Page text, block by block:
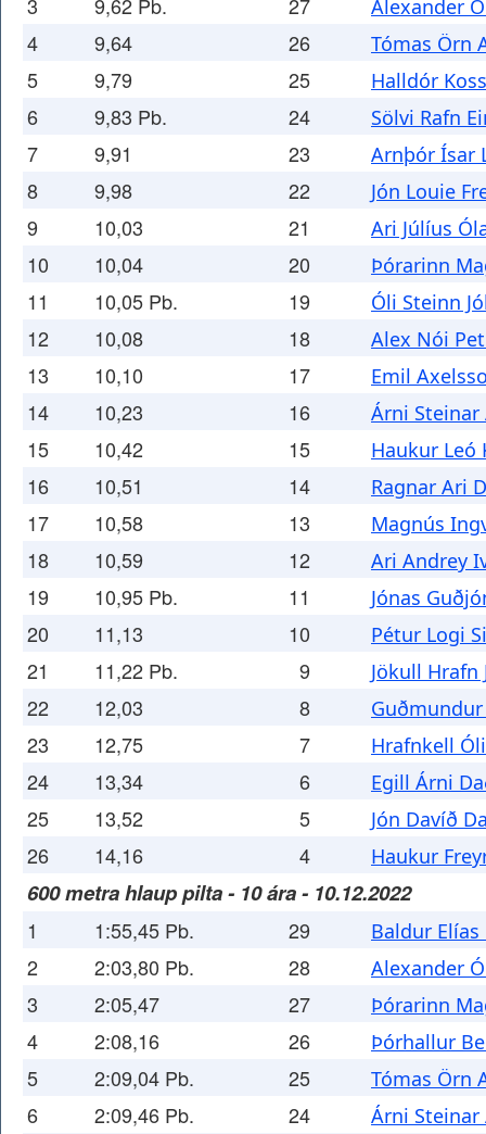
Alexander
4 9,64 26 Tómas Örn
5 9,79 25 Halldór
6 9,83 Pb. 24 Sölvi Rafn
7 9,91 23 Arnþór Ísar
8 9,98 22 Jón Louie
9 10,03 21 Ari Júlíus
10 10,04 20 Þórarinn
11 10,05 Pb. 19 Óli Steinn
12 10,08 18 Alex Nói
13 10,10 17 Emil
14 10,23 16 Árni Steinar
15 10,42 15 Haukur Leó
16 10,51 14 Ragnar Ari
17 10,58 13 Magnús
18 10,59 12 Ari Andrey
19 10,95 Pb. 11 Jónas
20 11,13 10 Pétur Logi
21 11,22 Pb. 9 Jökull Hrafn
22 12,03 8
23 12,75 7 Hrafnkell
24 13,34 6 Egill Árni
25 13,52 5 Jón Davíð
26 14,16 4 Haukur
600 metra hlaup pilta - 10 ára - 10.12.2022
1 1:55,45 Pb. 29 Baldur
2 2:03,80 Pb. 28 Alexander
3 2:05,47 27 Þórarinn
4 2:08,16 26 Þórhallur
5 2:09,04 Pb. 25 Tómas Örn
6 2:09,46 Pb. 24 Árni Steinar